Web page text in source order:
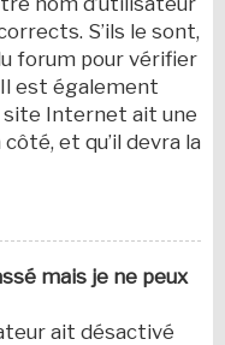
S’ils le sont,
forum pour vérifier
Il est également
site Internet ait une
et qu’il devra la
mais je ne peux
ait désactivé